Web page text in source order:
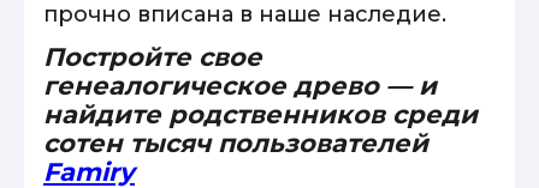
прочно вписана в наше наследие.
Постройте свое
генеалогическое древо — и
найдите родственников среди
сотен тысяч пользователей
Famiry